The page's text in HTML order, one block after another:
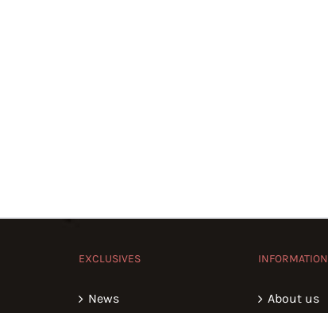
EXCLUSIVES
News
INFORMATION
About us